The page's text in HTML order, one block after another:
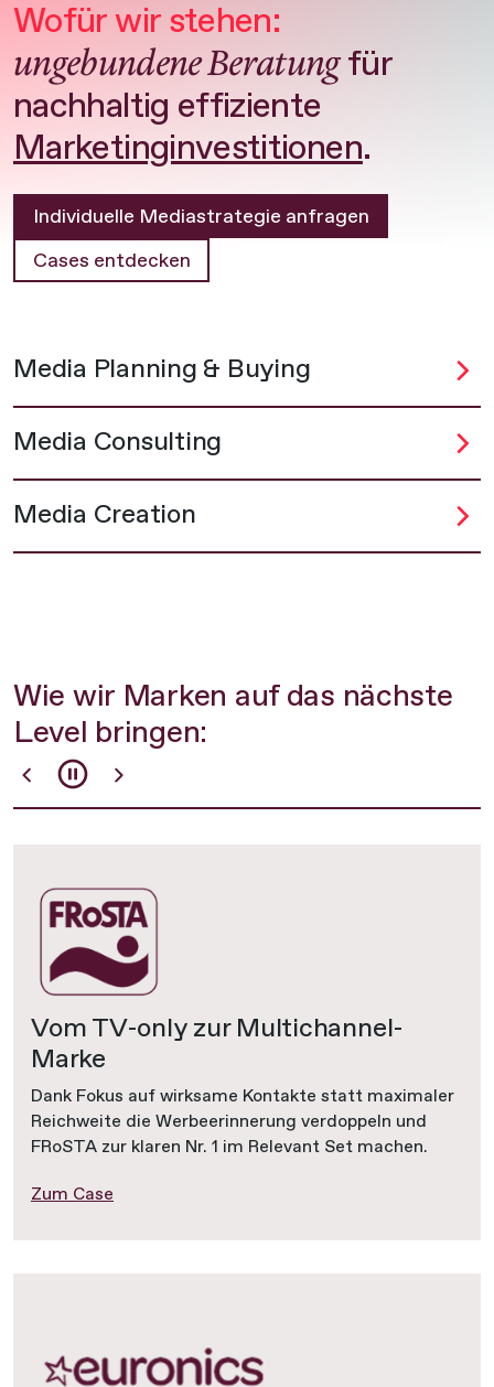
Wofür wir stehen:
ungebundene Beratungfür
nachhaltig effiziente
Marketinginvestitionen.
Individuelle Mediastrategie anfragen
Cases entdecken
Media Planning & Buying
Media Consulting
Media Creation
Wie wir Marken auf das nächste
Level bringen:
Vom TV-only zur Multichannel-
Marke
Dank Fokus auf wirksame Kontakte statt maximaler
Reichweite die Werbeerinnerung verdoppeln und
FRoSTA zur klaren Nr. 1 im Relevant Set machen.
Zum Case